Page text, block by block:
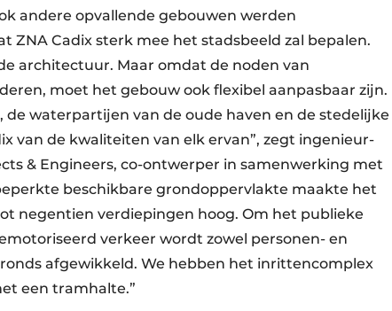
andere opvallende gebouwen werden
Cadix sterk mee het stadsbeeld zal bepalen.
architectuur. Maar omdat de noden van
moet het gebouw ook flexibel aanpasbaar zijn.
waterpartijen van de oude haven en de stedelijke
van de kwaliteiten van elk ervan”, zegt ingenieur-
& Engineers, co-ontwerper in samenwerking met
beschikbare grondoppervlakte maakte het
negentien verdiepingen hoog. Om het publieke
verkeer wordt zowel personen- en
afgewikkeld. We hebben het inrittencomplex
een tramhalte.”